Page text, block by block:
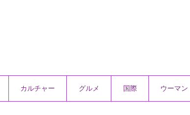
カルチャー グルメ 国際 ウーマン